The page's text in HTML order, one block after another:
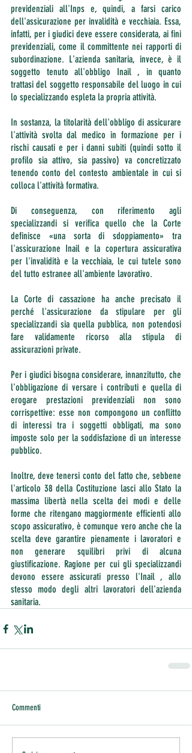
previdenziali all'Inps e, quindi, a farsi carico
dell'assicurazione per invalidità e vecchiaia. Essa,
infatti, per i giudici deve essere considerata, ai fini
previdenziali, come il committente nei rapporti di
subordinazione. L'azienda sanitaria, invece, è il
soggetto tenuto all'obbligo Inail , in quanto
trattasi del soggetto responsabile del luogo in cui
lo specializzando espleta la propria attività.
In sostanza, la titolarità dell'obbligo di assicurare
l'attività svolta dal medico in formazione per i
rischi causati e per i danni subiti (quindi sotto il
profilo sia attivo, sia passivo) va concretizzato
tenendo conto del contesto ambientale in cui si
colloca l'attività formativa.
Di conseguenza, con riferimento agli
specializzandi si verifica quello che la Corte
definisce «una sorta di sdoppiamento» tra
l'assicurazione Inail e la copertura assicurativa
per l'invalidità e la vecchiaia, le cui tutele sono
del tutto estranee all'ambiente lavorativo.
La Corte di cassazione ha anche precisato il
perché l'assicurazione da stipulare per gli
specializzandi sia quella pubblica, non potendosi
fare validamente ricorso alla stipula di
assicurazioni private.
Per i giudici bisogna considerare, innanzitutto, che
l'obbligazione di versare i contributi e quella di
erogare prestazioni previdenziali non sono
corrispettive: esse non compongono un conflitto
di interessi tra i soggetti obbligati, ma sono
imposte solo per la soddisfazione di un interesse
pubblico.
Inoltre, deve tenersi conto del fatto che, sebbene
l'articolo 38 della Costituzione lasci allo Stato la
massima libertà nella scelta dei modi e delle
forme che ritengano maggiormente efficienti allo
scopo assicurativo, è comunque vero anche che la
scelta deve garantire pienamente i lavoratori e
non generare squilibri privi di alcuna
giustificazione. Ragione per cui gli specializzandi
devono essere assicurati presso l'Inail , allo
stesso modo degli altri lavoratori dell'azienda
sanitaria.
Commenti